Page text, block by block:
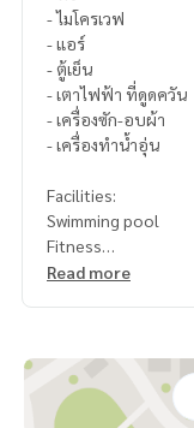
- ไมโครเวฟ
- แอร์
- ตู้เย็น
- เตาไฟฟ้า ที่ดูดควัน
- เครื่องซัก-อบผ้า
- เครื่องทำน้ำอุ่น
Facilities:
Swimming pool
Fitness
Co-working area
Read more